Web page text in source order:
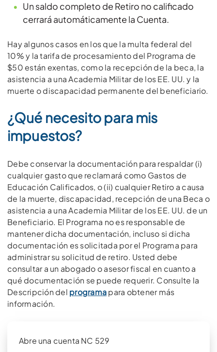
Abre una cuenta NC 529
Un saldo completo de Retiro no calificado
cerrará automáticamente la Cuenta.
Hay algunos casos en los que la multa federal del
10% y la tarifa de procesamiento del Programa de
$50 están exentas, como la recepción de la beca, la
asistencia a una Academia Militar de los EE. UU. y la
muerte o discapacidad permanente del beneficiario.
¿Qué necesito para mis
impuestos?
Debe conservar la documentación para respaldar (i)
cualquier gasto que reclamará como Gastos de
Educación Calificados, o (ii) cualquier Retiro a causa
de la muerte, discapacidad, recepción de una Beca o
asistencia a una Academia Militar de los EE. UU. de un
Beneficiario. El Programa no es responsable de
mantener dicha documentación, incluso si dicha
documentación es solicitada por el Programa para
administrar su solicitud de retiro. Usted debe
consultar a un abogado o asesor fiscal en cuanto a
qué documentación se puede requerir. Consulte la
Descripción del programapara obtener más
información.